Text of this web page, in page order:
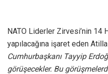
NATO Liderler Zirvesi’nin 14
yapılacağına işaret eden
Cumhurbaşkanı Tayyip
görüşecekler. Bu